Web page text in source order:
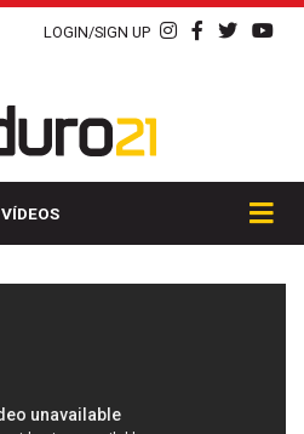
LOGIN/SIGN UP
VÍDEOS